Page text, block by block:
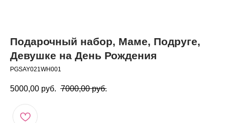
Подарочный набор, Маме, Подруге,
Девушке на День Рождения
PGSAY021WH001
5000,00 руб. 7000,00 руб.